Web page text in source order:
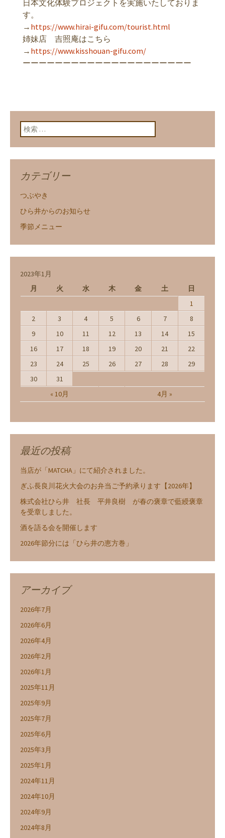
日本文化体験プロジェクトを実施いたしておりま
す。
→ https://www.hirai-gifu.com/tourist.html
姉妹店 吉照庵はこちら
→ https://www.kisshouan-gifu.com/
ーーーーーーーーーーーーーーーーーーーーー
検索:
カテゴリー
つぶやき
ひら井からのお知らせ
季節メニュー
2023年1月
月
火 水 木 金 土 日
« 10月 4月 »
1
2
3 4 5 6 7
8
9
10 11 12 13 14
15
16
17 18 19 20 21
22
23
24 25 26 27 28
29
30
31
最近の投稿
当店が「MATCHA」にて紹介されました。
ぎふ長良川花火大会のお弁当ご予約承ります【2026年】
株式会社ひら井 社長 平井良樹 が春の褒章で藍綬褒章
を受章しました。
酒を語る会を開催します
2026年節分には「ひら井の恵方巻」
アーカイブ
2026年7月
2026年6月
2026年4月
2026年2月
2026年1月
2025年11月
2025年9月
2025年7月
2025年6月
2025年3月
2025年1月
2024年11月
2024年10月
2024年9月
2024年8月